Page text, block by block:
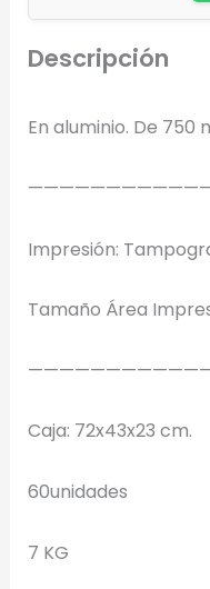
Diseñador de
o haz clic
Descripción
En aluminio. De 750
Impresión:
Tamaño Área
Caja: 72x43x23 cm.
60unidades
7 KG